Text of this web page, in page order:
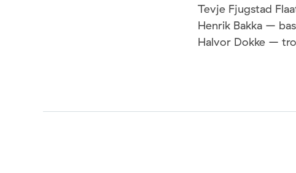
Tevje Fjugstad
Henrik Bakka –
Halvor Dokke –